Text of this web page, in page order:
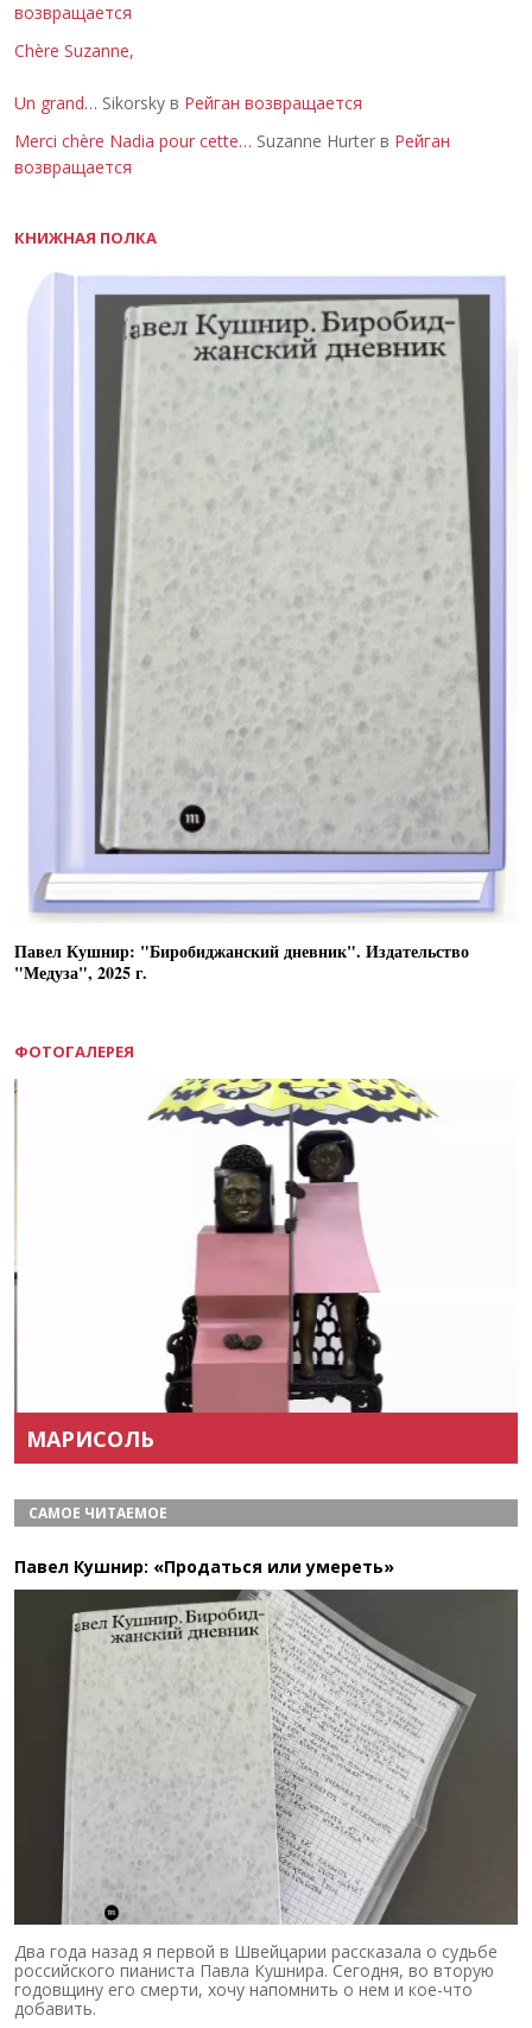
возвращается
Chère Suzanne,
Un grand… Sikorsky в Рейган возвращается
Merci chère Nadia pour cette… Suzanne Hurter в Рейган
возвращается
КНИЖНАЯ ПОЛКА
Павел Кушнир: "Биробиджанский дневник". Издательство
"Медуза", 2025 г.
ФОТОГАЛЕРЕЯ
МАРИСОЛЬ
САМОЕ ЧИТАЕМОЕ
Павел Кушнир: «Продаться или умереть»
Два года назад я первой в Швейцарии рассказала о судьбе
российского пианиста Павла Кушнира. Сегодня, во вторую
годовщину его смерти, хочу напомнить о нем и кое-что
добавить.